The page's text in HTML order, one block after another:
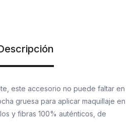
este accesorio no puede faltar en
gruesa para aplicar maquillaje en
y fibras 100% auténticos, de